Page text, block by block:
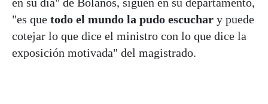
"es que todo el mundo la pudo escuchar y puede
cotejar lo que dice el ministro con lo que dice la
exposición motivada" del magistrado.